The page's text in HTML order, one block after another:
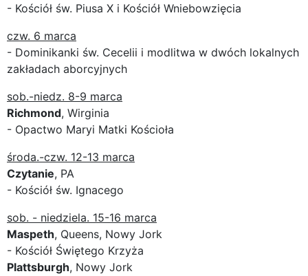
- Kościół św. Piusa X i Kościół Wniebowzięcia
czw. 6 marca
- Dominikanki św. Cecelii i modlitwa w dwóch lokalnych
zakładach aborcyjnych
sob.-niedz. 8-9 marca
Richmond, Wirginia
- Opactwo Maryi Matki Kościoła
środa.-czw. 12-13 marca
Czytanie, PA
- Kościół św. Ignacego
sob. - niedziela. 15-16 marca
Maspeth, Queens, Nowy Jork
- Kościół Świętego Krzyża
Plattsburgh, Nowy Jork